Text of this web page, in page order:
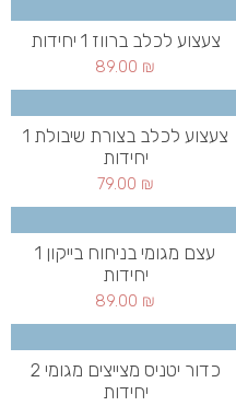
צעצוע לכלב ברווז 1 יחידות
89.00 ₪
צעצוע לכלב בצורת שיבולת 1
יחידות
79.00 ₪
עצם מגומי בניחוח בייקון 1
יחידות
89.00 ₪
כדור יטניס מצייצים מגומי 2
יחידות